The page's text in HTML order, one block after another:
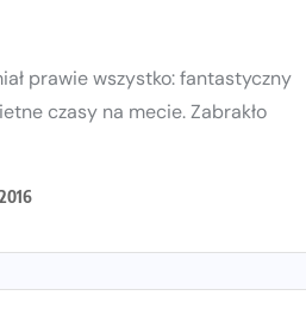
prawie wszystko: fantastyczny
czasy na mecie. Zabrakło